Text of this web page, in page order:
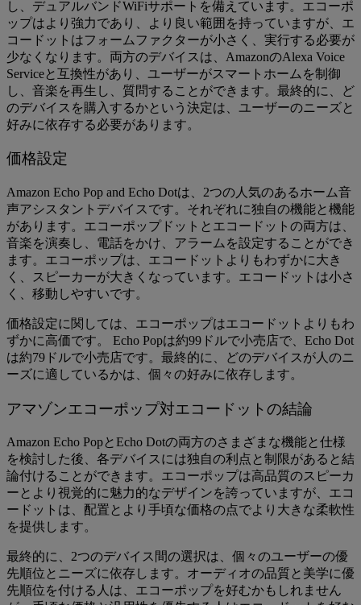
し、デュアルバンドWiFiサポートを備えています。エコーポ
ップはより強力であり、より良い範囲を持っていますが、エ
コードットはフォームファクターが小さく、実行する必要が
少なくなります。両方のデバイスは、AmazonのAlexa Voice
Serviceと互換性があり、ユーザーがスマートホームを制御
し、音楽を再生し、質問することができます。最終的に、ど
のデバイスを購入するかという決定は、ユーザーのニーズと
好みに依存する必要があります。
価格設定
Amazon Echo Pop and Echo Dotは、2つの人気のあるホーム音
声アシスタントデバイスです。それぞれに独自の機能と機能
があります。エコーポップドットとエコードットの両方は、
音楽を演奏し、電話をかけ、アラームを設定することができ
ます。エコーポップは、エコードットよりもわずかに大き
く、スピーカーが大きくなっています。エコードットは小さ
く、移動しやすいです。
価格設定に関しては、エコーポップはエコードットよりもわ
ずかに高価です。 Echo Popは約99ドルで小売店で、Echo Dot
は約79ドルで小売店です。最終的に、どのデバイスが人のニ
ーズに適しているかは、個々の好みに依存します。
アマゾンエコーポップ対エコードットの結論
Amazon Echo PopとEcho Dotの両方のさまざまな機能と仕様
を検討した後、各デバイスには独自の利点と制限があると結
論付けることができます。エコーポップは高品質のスピーカ
ーとより視覚的に魅力的なデザインを誇っていますが、エコ
ードットは、配置とより手頃な価格の点でより大きな柔軟性
を提供します。
最終的に、2つのデバイス間の選択は、個々のユーザーの優
先順位とニーズに依存します。オーディオの品質と美学に優
先順位を付ける人は、エコーポップを好むかもしれません